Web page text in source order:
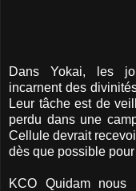
Dans Yokai, les
incarnent des
Leur tâche est de
perdu dans une
Cellule devrait
dès que possible
KCO Quidam nous